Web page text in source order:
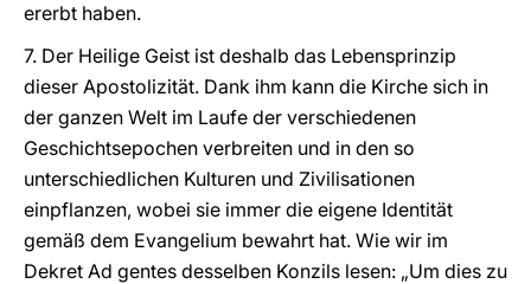
ererbt haben.
7. Der Heilige Geist ist deshalb das Lebensprinzip
dieser Apostolizität. Dank ihm kann die Kirche sich in
der ganzen Welt im Laufe der verschiedenen
Geschichtsepochen verbreiten und in den so
unterschiedlichen Kulturen und Zivilisationen
einpflanzen, wobei sie immer die eigene Identität
gemäß dem Evangelium bewahrt hat. Wie wir im
Dekret Ad gentes desselben Konzils lesen: „Um dies zu